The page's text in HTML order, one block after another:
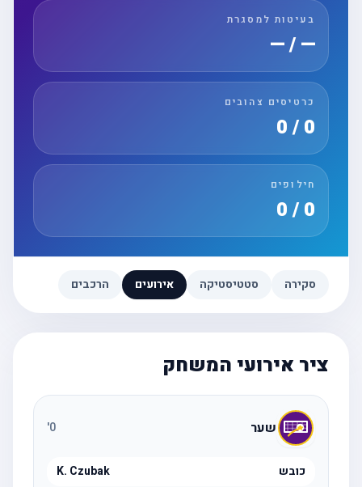
בעיטות למסגרת
— / —
כרטיסים צהובים
חילופים
סקירה סטטיסטיקה אירועים הרכבים
ציר אירועי המשחק
שער
כובש K. Czubak